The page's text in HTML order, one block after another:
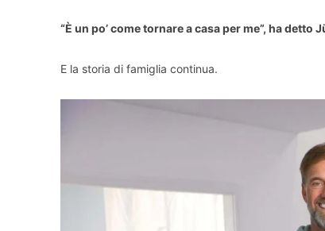
“È un po’ come tornare a casa per me”, ha detto
E la storia di famiglia continua.